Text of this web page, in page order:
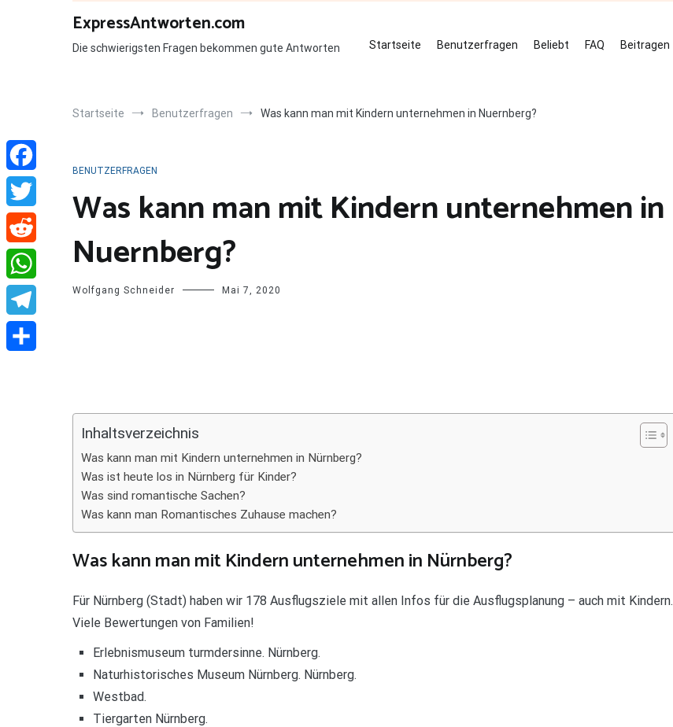
ExpressAntworten.com
Die schwierigsten Fragen bekommen gute Antworten Startseite Benutzerfragen Beliebt FAQ Beitragen
Startseite Benutzerfragen Was kann man mit Kindern unternehmen in Nuernberg?
BENUTZERFRAGEN
Was kann man mit Kindern unternehmen in
Nuernberg?
Wolfgang Schneider Mai 7, 2020
Inhaltsverzeichnis
Was kann man mit Kindern unternehmen in Nürnberg?
Was ist heute los in Nürnberg für Kinder?
Was sind romantische Sachen?
Was kann man Romantisches Zuhause machen?
Was kann man mit Kindern unternehmen in Nürnberg?
Für Nürnberg (Stadt) haben wir 178 Ausflugsziele mit allen Infos für die Ausflugsplanung – auch mit Kindern.
Viele Bewertungen von Familien!
Erlebnismuseum turmdersinne. Nürnberg.
Naturhistorisches Museum Nürnberg. Nürnberg.
Westbad.
Tiergarten Nürnberg.
Facebook
Twitter
Reddit
WhatsApp
Telegram